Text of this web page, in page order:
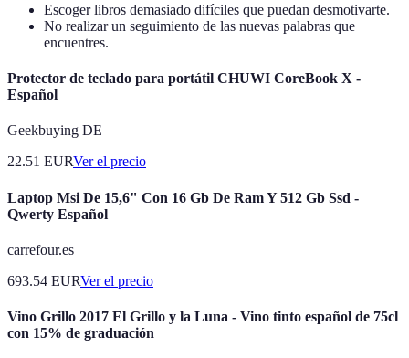
Escoger libros demasiado difíciles que puedan desmotivarte.
No realizar un seguimiento de las nuevas palabras que
encuentres.
Protector de teclado para portátil CHUWI CoreBook X -
Español
Geekbuying DE
22.51 EURVer el precio
Laptop Msi De 15,6" Con 16 Gb De Ram Y 512 Gb Ssd -
Qwerty Español
carrefour.es
693.54 EURVer el precio
Vino Grillo 2017 El Grillo y la Luna - Vino tinto español de 75cl
con 15% de graduación